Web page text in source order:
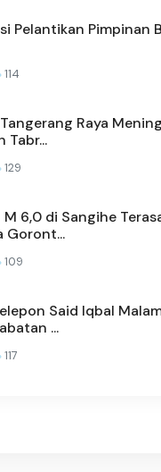
Pelantikan Pimpinan
114
Raya
Tabr...
129
6,0 di Sangihe
Goront...
109
Said Iqbal
...
117